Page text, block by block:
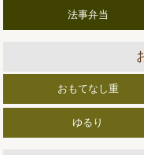
法事弁当
おもてなし重
ゆるり